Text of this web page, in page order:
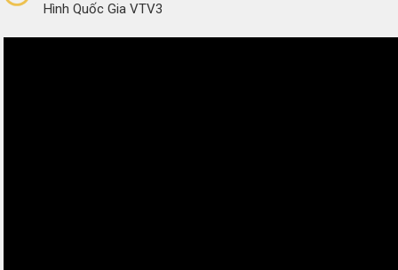
Hình Quốc Gia VTV3